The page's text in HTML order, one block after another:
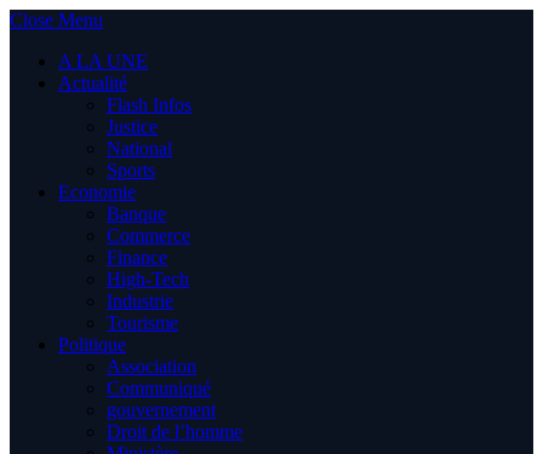
Close Menu
A LA UNE
Actualité
Flash Infos
Justice
National
Sports
Economie
Banque
Commerce
Finance
High-Tech
Industrie
Tourisme
Politique
Association
Communiqué
gouvernement
Droit de l’homme